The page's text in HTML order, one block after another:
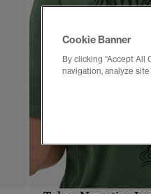
Cookie Banner
By clicking “Accept All
navigation, analyze